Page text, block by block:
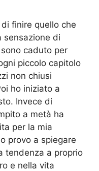
finire quello che
sensazione di
caduto per
piccolo capitolo
non chiusi
ho iniziato a
Invece di
a metà ha
per la mia
provo a spiegare
tendenza a proprio
e nella vita